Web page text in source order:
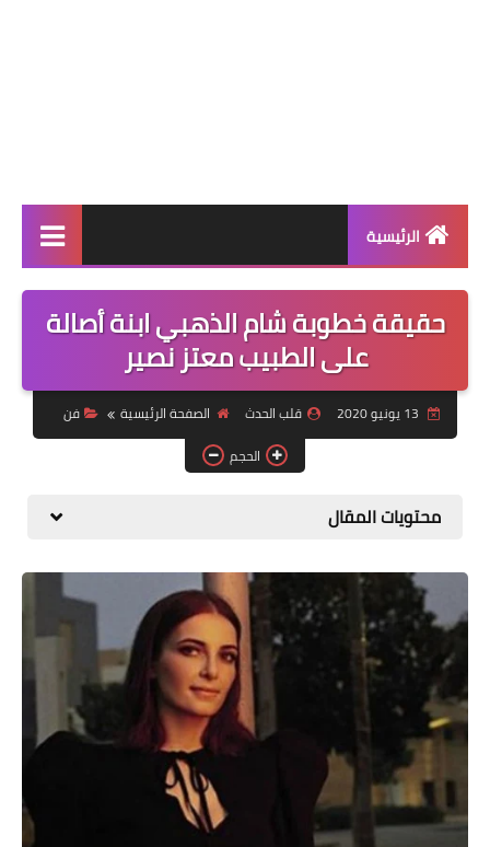
الرئيسية
عالمية
فن
مسلسلات
صحة وجمال
طبيعة
اقتصاد
سيارات
علوم وتكنولوجيا
تعليم
وظائف خالية
حقيقة خطوبة شام الذهبي ابنة أصالة
على الطبيب معتز نصير
قلب الحدث الصفحة الرئيسية
فن
الحجم
محتويات المقال